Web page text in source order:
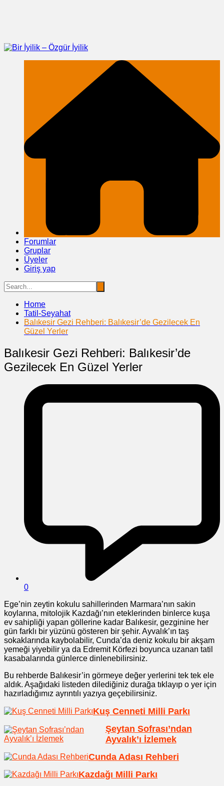
Forumlar
Gruplar
Üyeler
Giriş yap
Home
Tatil-Seyahat
Balıkesir Gezi Rehberi: Balıkesir’de Gezilecek En
Güzel Yerler
Balıkesir Gezi Rehberi: Balıkesir’de
Gezilecek En Güzel Yerler
0
Ege’nin zeytin kokulu sahillerinden Marmara’nın sakin
koylarına, mitolojik Kazdağı’nın eteklerinden binlerce kuşa
ev sahipliği yapan göllerine kadar Balıkesir, gezginine her
gün farklı bir yüzünü gösteren bir şehir. Ayvalık’ın taş
sokaklarında kaybolabilir, Cunda’da deniz kokulu bir akşam
yemeği yiyebilir ya da Edremit Körfezi boyunca uzanan tatil
kasabalarında günlerce dinlenebilirsiniz.
Bu rehberde Balıkesir’in görmeye değer yerlerini tek tek ele
aldık. Aşağıdaki listeden dilediğiniz durağa tıklayıp o yer için
hazırladığımız ayrıntılı yazıya geçebilirsiniz.
Kuş Cenneti Milli Parkı
Şeytan Sofrası’ndan
Ayvalık’ı İzlemek
Cunda Adası Rehberi
Kazdağı Milli Parkı